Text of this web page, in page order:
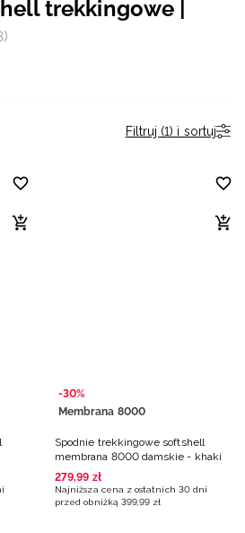
trekkingowe |
Filtruj (1) i sortuj
-30%
Membrana 8000
Spodnie trekkingowe softshell
membrana 8000 damskie - khaki
279,99 zł
Najniższa cena z ostatnich 30 dni
przed obniżką 399,99 zł
Niemiecki / EUR